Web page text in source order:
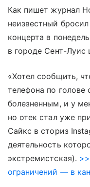
Как пишет журнал
неизвестный
концерта в
в городе Сент-
«Хотел сообщить,
телефона по голове
болезненным, и у
но отек стал уже
Сайкс в сториз
деятельность
экстремистская).
ограничений — в